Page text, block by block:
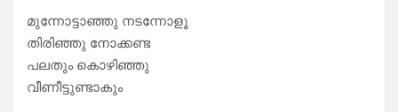
മുന്നോട്ടാഞ്ഞു നടന്നോളൂ
തിരിഞ്ഞു നോക്കണ്ട
പലതും കൊഴിഞ്ഞു
വീണീട്ടുണ്ടാകും